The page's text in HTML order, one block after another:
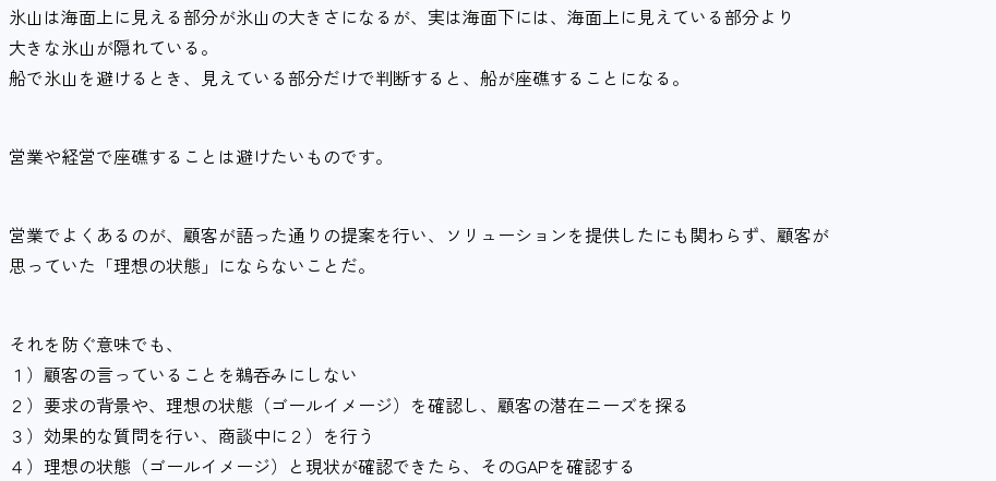
氷山は海面上に見える部分が氷山の大きさになるが、実は海面下には、海面上に見えている部分より
大きな氷山が隠れている。
船で氷山を避けるとき、見えている部分だけで判断すると、船が座礁することになる。
営業や経営で座礁することは避けたいものです。
営業でよくあるのが、顧客が語った通りの提案を行い、ソリューションを提供したにも関わらず、顧客が
思っていた「理想の状態」にならないことだ。
それを防ぐ意味でも、
１）顧客の言っていることを鵜呑みにしない
２）要求の背景や、理想の状態（ゴールイメージ）を確認し、顧客の潜在ニーズを探る
３）効果的な質問を行い、商談中に２）を行う
４）理想の状態（ゴールイメージ）と現状が確認できたら、そのGAPを確認する